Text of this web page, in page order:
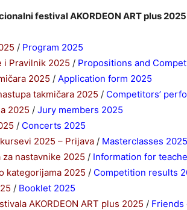
festival AKORDEON ART plus 2025
/ Program 2025
i Pravilnik 2025 / Propositions and
2025 / Application form 2025
takmičara 2025 / Competitors’
2025 / Jury members 2025
/ Concerts 2025
2025 – Prijava / Masterclasses
za nastavnike 2025 / Information for
kategorijama 2025 / Competition results
/ Booklet 2025
AKORDEON ART plus 2025 / Friends